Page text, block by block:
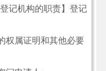
记机构的职责】登记
权属证明和其他必要